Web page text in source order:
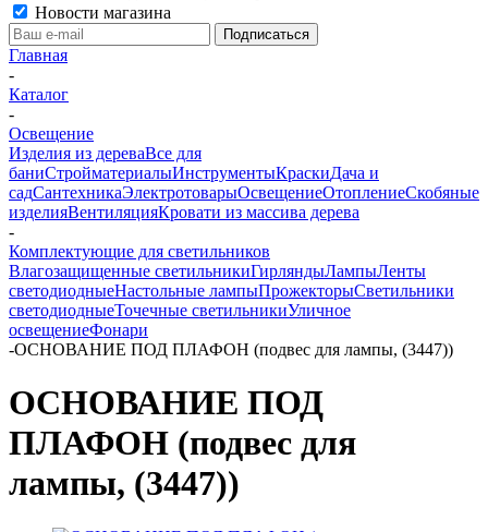
Новости магазина
Главная
-
Каталог
-
Освещение
Изделия из дереваВсе для
баниСтройматериалыИнструментыКраскиДача и
садСантехникаЭлектротоварыОсвещениеОтоплениеСкобяные
изделияВентиляцияКровати из массива дерева
-
Комплектующие для светильников
Влагозащищенные светильникиГирляндыЛампыЛенты
светодиодныеНастольные лампыПрожекторыСветильники
светодиодныеТочечные светильникиУличное
освещениеФонари
-ОСНОВАНИЕ ПОД ПЛАФОН (подвес для лампы, (3447))
ОСНОВАНИЕ ПОД
ПЛАФОН (подвес для
лампы, (3447))